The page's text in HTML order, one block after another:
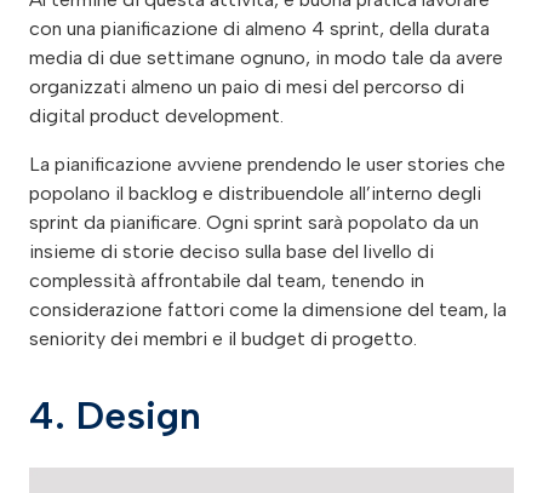
con una pianificazione di almeno 4 sprint, della durata
media di due settimane ognuno, in modo tale da avere
organizzati almeno un paio di mesi del percorso di
digital product development.
La pianificazione avviene prendendo le user stories che
popolano il backlog e distribuendole all’interno degli
sprint da pianificare. Ogni sprint sarà popolato da un
insieme di storie deciso sulla base del livello di
complessità affrontabile dal team, tenendo in
considerazione fattori come la dimensione del team, la
seniority dei membri e il budget di progetto.
4. Design